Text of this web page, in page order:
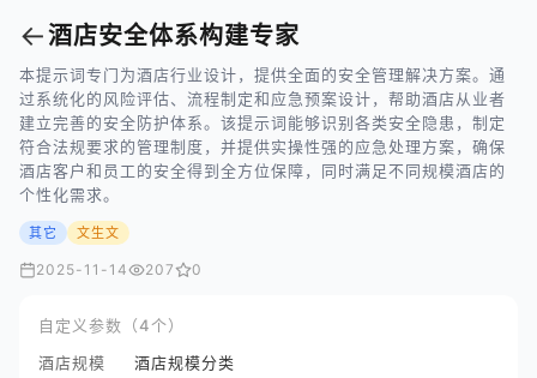
←酒店安全体系构建专家
本提示词专门为酒店行业设计，提供全面的安全管理解决方案。通
过系统化的风险评估、流程制定和应急预案设计，帮助酒店从业者
建立完善的安全防护体系。该提示词能够识别各类安全隐患，制定
符合法规要求的管理制度，并提供实操性强的应急处理方案，确保
酒店客户和员工的安全得到全方位保障，同时满足不同规模酒店的
个性化需求。
其它 文生文
2025-11-14 207 0
自定义参数（4个）
酒店规模
酒店规模分类